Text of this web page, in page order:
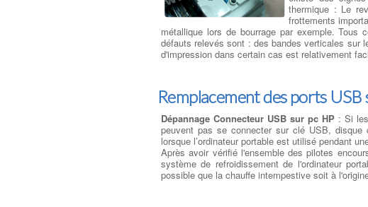
thermique : Le
frottements
métallique lors de bourrage par exemple. Tous
défauts relevés sont : des bandes verticales sur
d'impression dans certain cas est relativement
Remplacement des ports
Dépannage Connecteur USB sur pc HP : Si
peuvent pas se connecter sur clé USB, disque
lorsque l’ordinateur portable est utilisé pendant
Après avoir vérifié l'ensemble des pilotes
système de refroidissement de l'ordinateur
possible que la chauffe intempestive soit à